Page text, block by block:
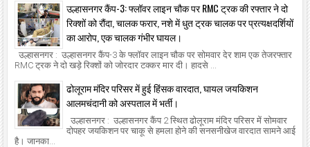
उल्हासनगर कैंप-3: फ्लॉवर लाइन चौक पर RMC ट्रक की रफ्तार ने दो
रिक्शों को रौंदा, चालक फरार, नशे में धुत ट्रक चालक पर प्रत्यक्षदर्शियों
का आरोप, एक चालक गंभीर घायल।
उल्हासनगर : उल्हासनगर कैंप-3 के फ्लॉवर लाइन चौक पर सोमवार देर शाम एक तेजरफ्तार
RMC ट्रक ने दो खड़े रिक्शों को जोरदार टक्कर मार दी। हादसे ...
ढोलूराम मंदिर परिसर में हुई हिंसक वारदात, घायल जयकिशन
आलमचंदानी को अस्पताल में भर्ती।
उल्हासनगर : उल्हासनगर कैंप 2 स्थित ढोलूराम मंदिर परिसर में सोमवार
दोपहर जयकिशन पर चाकू से हमला होने की सनसनीखेज वारदात सामने आई
है। जानका...